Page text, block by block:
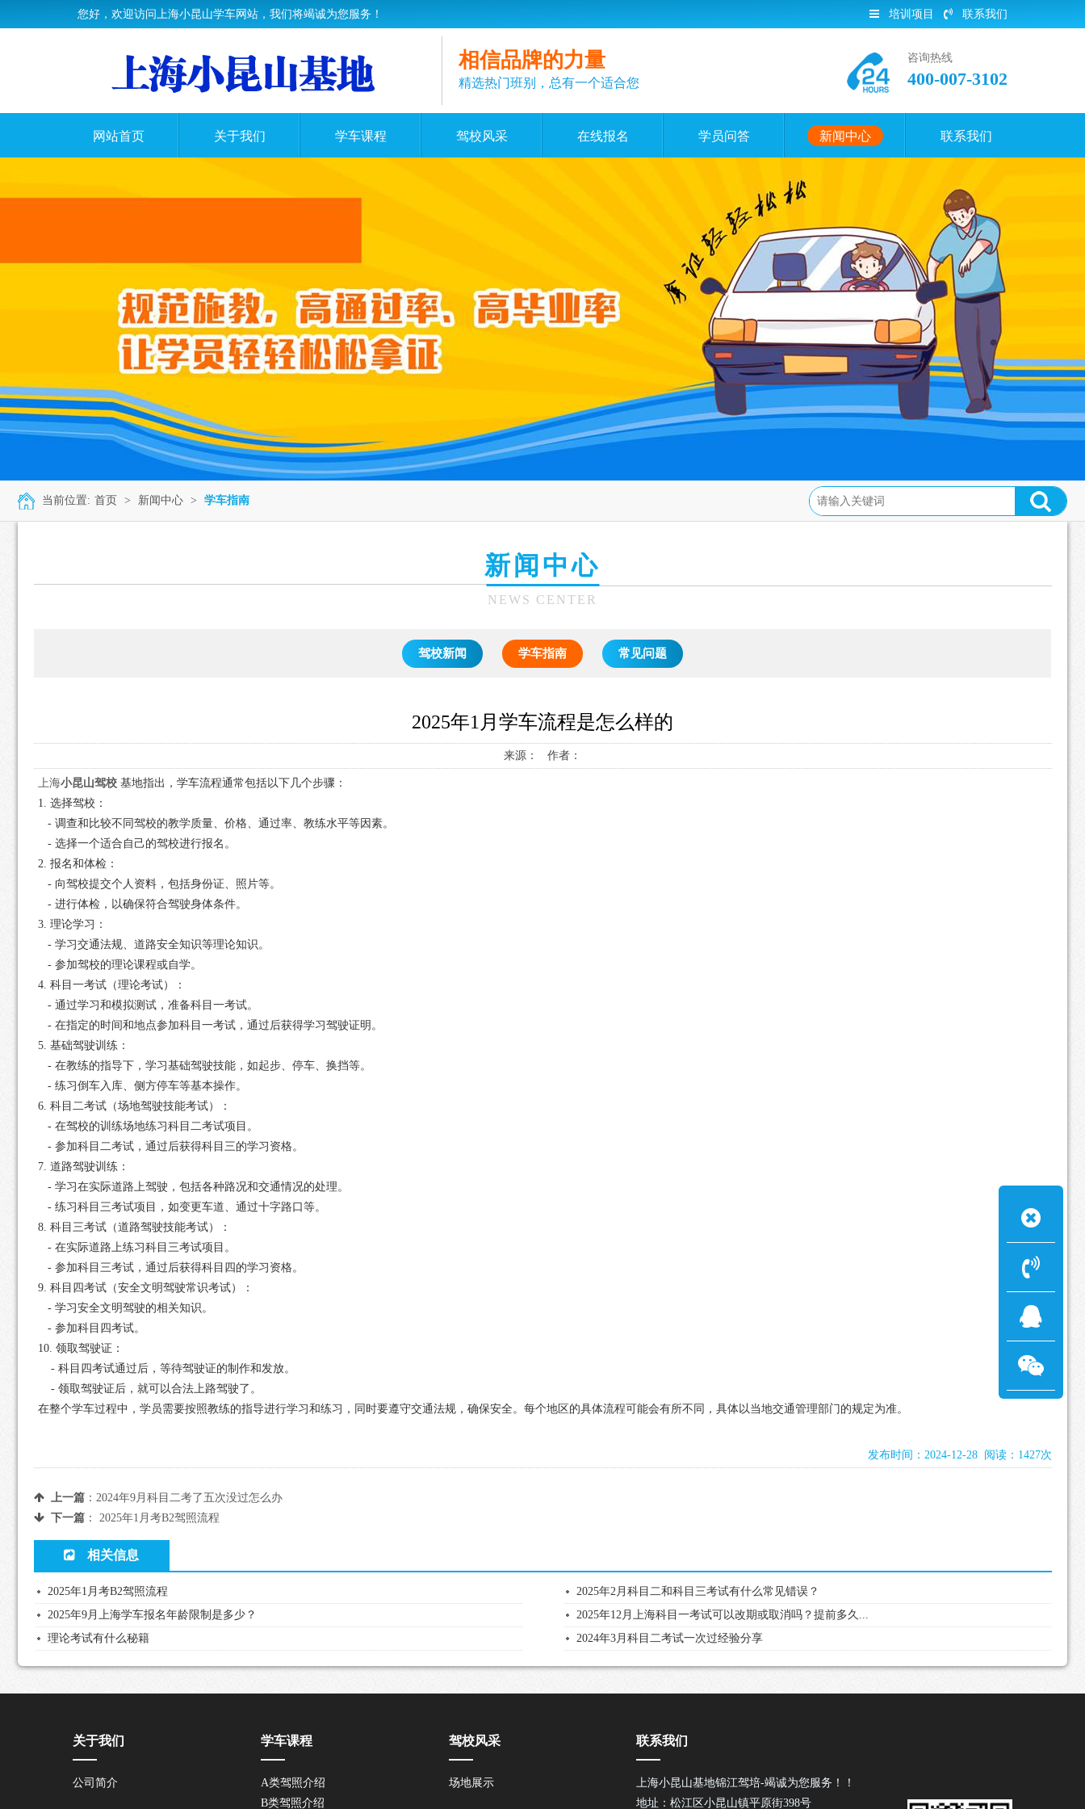
您好，欢迎访问上海小昆山学车网站，我们将竭诚为您服务！ 培训项目 联系我们
相信品牌的力量
精选热门班别，总有一个适合您
咨询热线
400-007-3102
网站首页 关于我们 学车课程 驾校风采 在线报名 学员问答 新闻中心 联系我们
当前位置: 首页 > 新闻中心 > 学车指南
新闻中心
NEWS CENTER
驾校新闻 学车指南 常见问题
2025年1月学车流程是怎么样的
来源： 作者：
上海小昆山驾校基地指出，学车流程通常包括以下几个步骤：
1. 选择驾校：
- 调查和比较不同驾校的教学质量、价格、通过率、教练水平等因素。
- 选择一个适合自己的驾校进行报名。
2. 报名和体检：
- 向驾校提交个人资料，包括身份证、照片等。
- 进行体检，以确保符合驾驶身体条件。
3. 理论学习：
- 学习交通法规、道路安全知识等理论知识。
- 参加驾校的理论课程或自学。
4. 科目一考试（理论考试）：
- 通过学习和模拟测试，准备科目一考试。
- 在指定的时间和地点参加科目一考试，通过后获得学习驾驶证明。
5. 基础驾驶训练：
- 在教练的指导下，学习基础驾驶技能，如起步、停车、换挡等。
- 练习倒车入库、侧方停车等基本操作。
6. 科目二考试（场地驾驶技能考试）：
- 在驾校的训练场地练习科目二考试项目。
- 参加科目二考试，通过后获得科目三的学习资格。
7. 道路驾驶训练：
- 学习在实际道路上驾驶，包括各种路况和交通情况的处理。
- 练习科目三考试项目，如变更车道、通过十字路口等。
8. 科目三考试（道路驾驶技能考试）：
- 在实际道路上练习科目三考试项目。
- 参加科目三考试，通过后获得科目四的学习资格。
9. 科目四考试（安全文明驾驶常识考试）：
- 学习安全文明驾驶的相关知识。
- 参加科目四考试。
10. 领取驾驶证：
- 科目四考试通过后，等待驾驶证的制作和发放。
- 领取驾驶证后，就可以合法上路驾驶了。
在整个学车过程中，学员需要按照教练的指导进行学习和练习，同时要遵守交通法规，确保安全。每个地区的具体流程可能会有所不同，具体以当地交通管理部门的规定为准。
发布时间：2024-12-28 阅读：1427次
上一篇： 2024年9月科目二考了五次没过怎么办
下一篇： 2025年1月考B2驾照流程
相关信息
2025年1月考B2驾照流程
2025年2月科目二和科目三考试有什么常见错误？
2025年9月上海学车报名年龄限制是多少？
2025年12月上海科目一考试可以改期或取消吗？提前多久...
理论考试有什么秘籍
2024年3月科目二考试一次过经验分享
关于我们
公司简介
学车课程
A类驾照介绍
B类驾照介绍
驾校风采
场地展示
联系我们
上海小昆山基地锦江驾培-竭诚为您服务！！
地址：松江区小昆山镇平原街398号